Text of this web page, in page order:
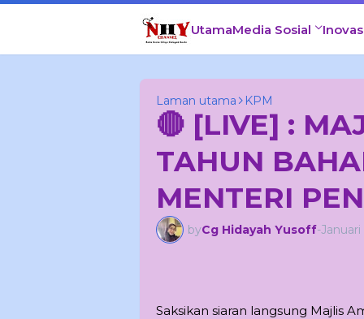
UtamaMedia Sosial
Laman utama KPM
🔴 [LIVE] :
TAHUN
MENTERI
byCg Hidayah Yusoff-Januari
Saksikan siaran langsung Majlis